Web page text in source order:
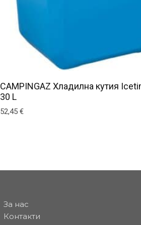
CAMPINGAZ Хладилна кутия
30 L
52,45 €
За нас
Контакти